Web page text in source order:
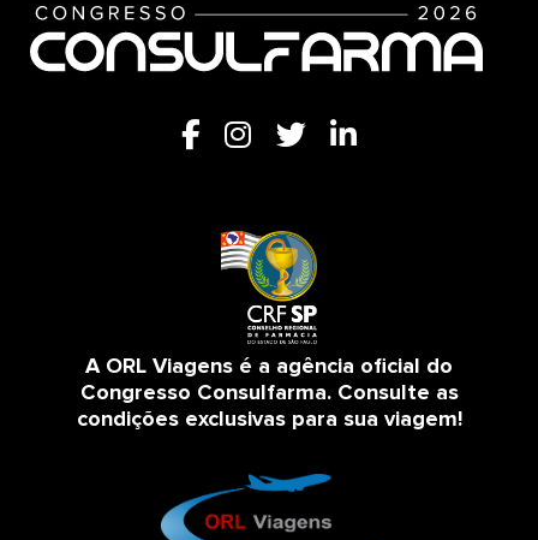
A ORL Viagens é a agência oficial do
Congresso Consulfarma. Consulte as
condições exclusivas para sua viagem!